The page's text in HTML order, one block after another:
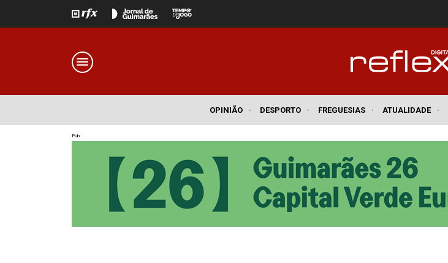
OPINIÃO · DESPORTO · FREGUESIAS · ATUALIDADE ·
Pub